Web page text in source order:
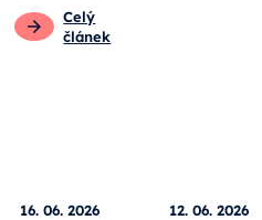
Celý
článek
16. 06. 2026 12. 06. 2026